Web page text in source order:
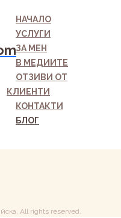
НАЧАЛО
УСЛУГИ
ЗА МЕН
В МЕДИИТЕ
ОТЗИВИ ОТ
КЛИЕНТИ
КОНТАКТИ
БЛОГ
All rights reserved.